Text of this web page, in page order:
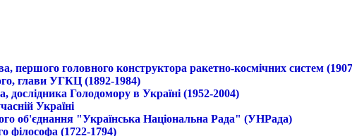
першого головного конструктора ракетно-космічних систем
глави УГКЦ (1892-1984)
Голодомору в Україні (1952-2004)
Україні
об'єднання "Українська Національна Рада" (УНРада)
філософа (1722-1794)